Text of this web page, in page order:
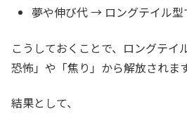
夢や伸び代 → ロングテイル型
こうしておくことで、ロングテイ
恐怖」や「焦り」から解放されます
結果として、